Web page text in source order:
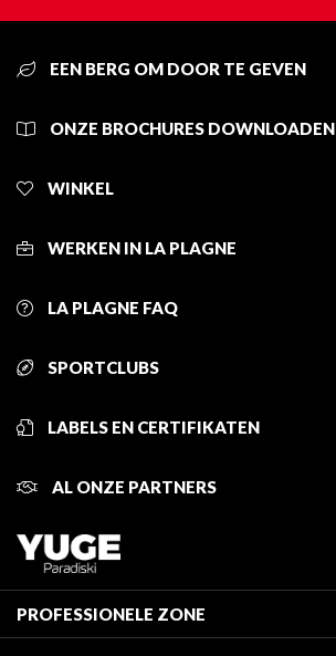
EEN BERG OM DOOR TE GEVEN
ONZE BROCHURES DOWNLOADEN
WINKEL
WERKEN IN LA PLAGNE
LA PLAGNE FAQ
SPORTCLUBS
LABELS EN CERTIFIKATEN
AL ONZE PARTNERS
PROFESSIONELE ZONE